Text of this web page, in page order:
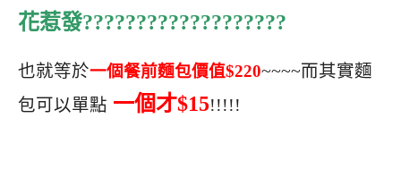
花惹發???????????????????
也就等於一個餐前麵包價值$220~~~~而其實麵
包可以單點 一個才$15!!!!!